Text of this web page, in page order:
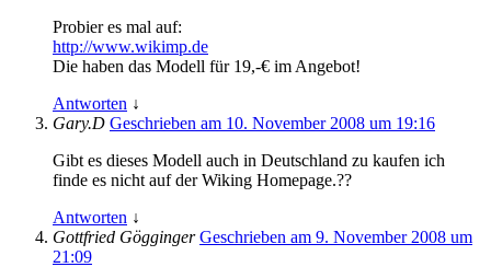
Probier es mal auf:
http://www.wikimp.de
Die haben das Modell für 19,-€ im Angebot!
Antworten ↓
Gary.D Geschrieben am 10. November 2008 um 19:16
Gibt es dieses Modell auch in Deutschland zu kaufen ich
finde es nicht auf der Wiking Homepage.??
Antworten ↓
Gottfried GöggingerGeschrieben am 9. November 2008 um
21:09